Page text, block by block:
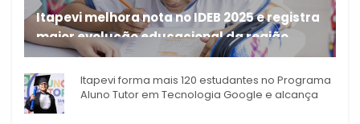
Itapevi melhora nota no IDEB 2025 e registra
maior evolução educacional da região
A rede municipal de ensino
Itapevi forma mais 120 estudantes no Programa
Aluno Tutor em Tecnologia Google e alcança